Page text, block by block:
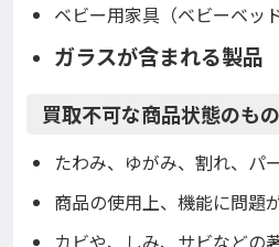
ベビー用家具（ベビーベッド
ガラスが含まれる製品
買取不可な商品状態のもの
たわみ、ゆがみ、割れ、パ
商品の使用上、機能に問題